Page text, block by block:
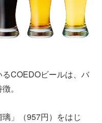
COEDOビールは、バ
。
」（957円）をはじ